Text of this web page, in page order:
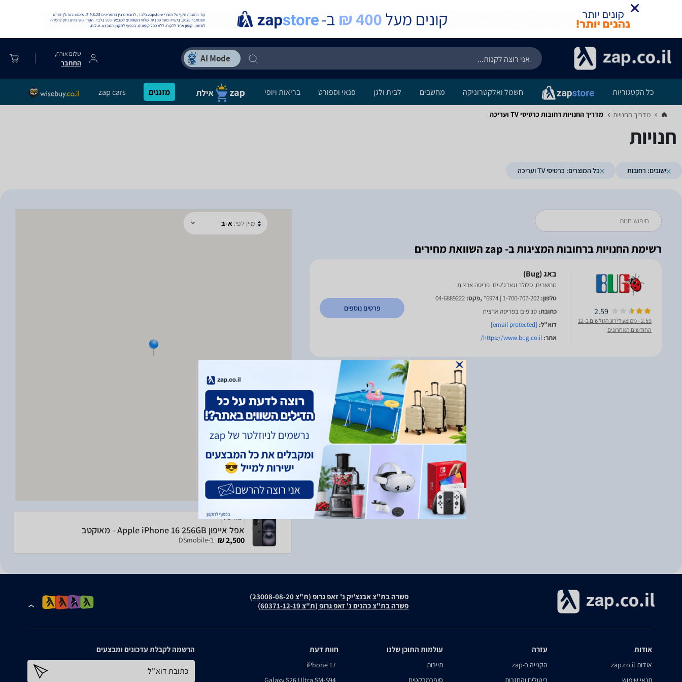
שלום אורח,
התחבר
כל הקטגוריות חשמל ואלקטרוניקה מחשבים לבית ולגן פנאי וספורט בריאות ויופי מזגנים zap cars
מדריך החנויות‏ מדריך החנויות ‏רחובות ‏כרטיסי TV ועריכה
חנויות
ישובים: רחובות כל המוצרים: כרטיסי TV ועריכה
מיין לפי: א-ב
רשימת החנויות ברחובות המציגות ב- zap השוואת מחירים
2.59
2.59
- ממוצע דירוג הגולשים ב-12
החודשים האחרונים
מחשבים, סלולר וגאדג'טים. פריסה ארצית
טלפון: 1-700-707-202 | 6974* ,פקס: 04-6889222
כתובת: סניפים בפריסה ארצית
דוא"ל: [email protected]
אתר: https://www.bug.co.il/
פרטים נוספים
מודעה
אפל אייפון Apple iPhone 16 256GB - מאוקטב
2,500 ₪ ב-DSmobile
פשרה בת"צ אבנצ'יק נ' זאפ גרופ (ת"צ 23008-08-20)
פשרה בת"צ כהנים נ' זאפ גרופ (ת"צ 60371-12-19)
אודות
אודות zap.co.il
תנאי שימוש
עזרה
הקנייה ב-zap
ביטולים והחזרות
עולמות התוכן שלנו
תיירות
סופרמרקטים
חוות דעת
iPhone 17
Galaxy S26 Ultra SM-S94
הרשמה לקבלת עדכונים ומבצעים
כתובת דוא''ל